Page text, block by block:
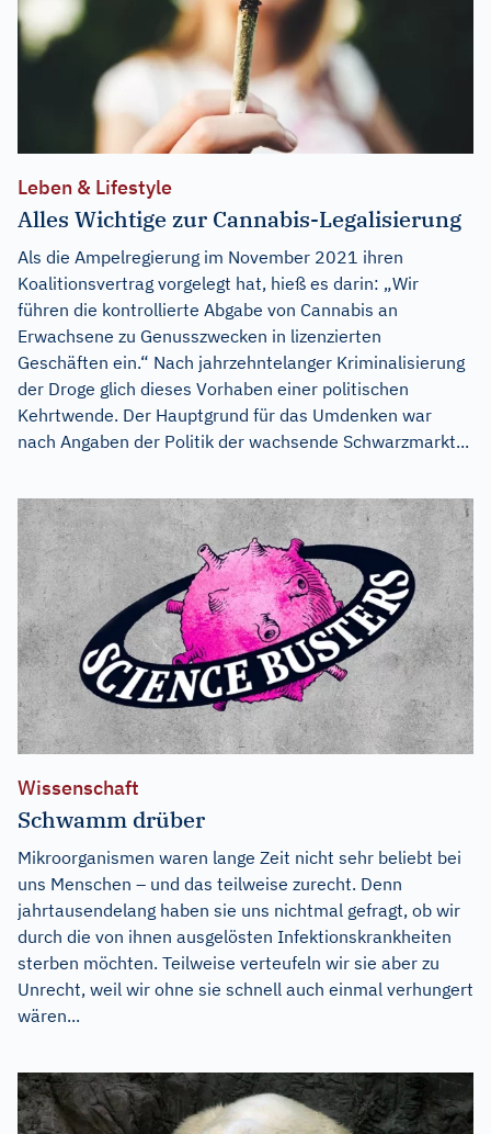
Leben & Lifestyle
Alles Wichtige zur Cannabis-Legalisierung
Als die Ampelregierung im November 2021 ihren
Koalitionsvertrag vorgelegt hat, hieß es darin: „Wir
führen die kontrollierte Abgabe von Cannabis an
Erwachsene zu Genusszwecken in lizenzierten
Geschäften ein.“ Nach jahrzehntelanger Kriminalisierung
der Droge glich dieses Vorhaben einer politischen
Kehrtwende. Der Hauptgrund für das Umdenken war
nach Angaben der Politik der wachsende Schwarzmarkt...
Wissenschaft
Schwamm drüber
Mikroorganismen waren lange Zeit nicht sehr beliebt bei
uns Menschen – und das teilweise zurecht. Denn
jahrtausendelang haben sie uns nichtmal gefragt, ob wir
durch die von ihnen ausgelösten Infektionskrankheiten
sterben möchten. Teilweise verteufeln wir sie aber zu
Unrecht, weil wir ohne sie schnell auch einmal verhungert
wären...